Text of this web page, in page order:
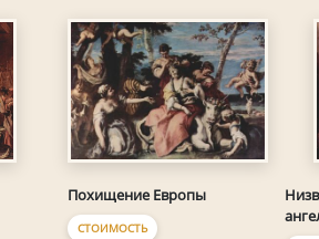
Похищение Европы
СТОИМОСТЬ